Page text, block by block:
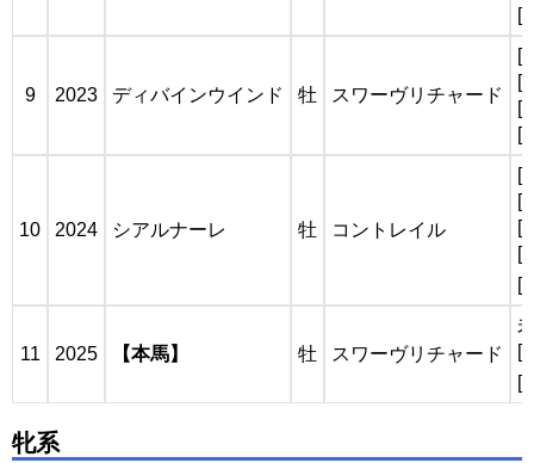
[
9 2023 ディバインウインド 牡 スワーヴリチャード
[
[
[
10 2024 シアルナーレ 牡 コントレイル
[
[
[
[
11 2025 【本馬】 牡 スワーヴリチャード
[
[
牝系